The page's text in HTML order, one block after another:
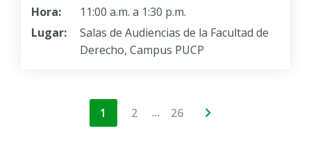
Hora:
11:00 a.m. a 1:30 p.m.
Lugar:
Salas de Audiencias de la Facultad de
Derecho, Campus PUCP
1 2 … 26